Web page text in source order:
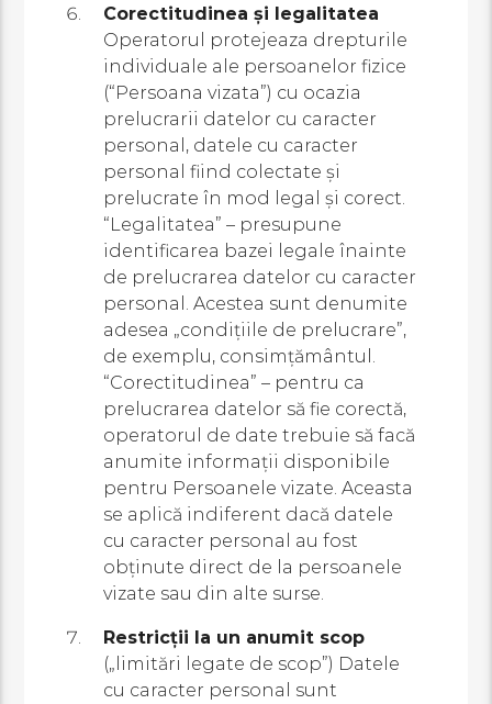
Corectitudinea și legalitatea
Operatorul protejeaza drepturile
individuale ale persoanelor fizice
(“Persoana vizata”) cu ocazia
prelucrarii datelor cu caracter
personal, datele cu caracter
personal fiind colectate și
prelucrate în mod legal și corect.
“Legalitatea” – presupune
identificarea bazei legale înainte
de prelucrarea datelor cu caracter
personal. Acestea sunt denumite
adesea „condițiile de prelucrare”,
de exemplu, consimțământul.
“Corectitudinea” – pentru ca
prelucrarea datelor să fie corectă,
operatorul de date trebuie să facă
anumite informații disponibile
pentru Persoanele vizate. Aceasta
se aplică indiferent dacă datele
cu caracter personal au fost
obținute direct de la persoanele
vizate sau din alte surse.
Restricții la un anumit scop
(„limitări legate de scop”) Datele
cu caracter personal sunt